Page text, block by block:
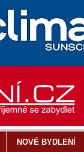
NOVÉ BYDLENÍ